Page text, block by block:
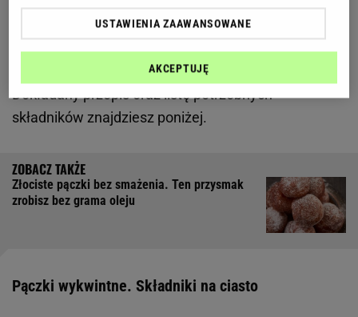
koniecznie skorzystaj z przepisu na pyszne,
luksusowe pączki a gwarantujemy, że będziesz
przygotowywać je znacznie częściej niż raz w roku.
Dokładany przepis oraz listę potrzebnych
składników znajdziesz poniżej.
Złociste pączki bez smażenia. Ten przysmak
zrobisz bez grama oleju
Pączki wykwintne. Składniki na ciasto
USTAWIENIA ZAAWANSOWANE
AKCEPTUJĘ